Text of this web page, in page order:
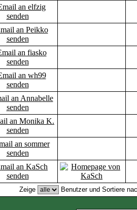
Zeige Benutzer und Sortiere